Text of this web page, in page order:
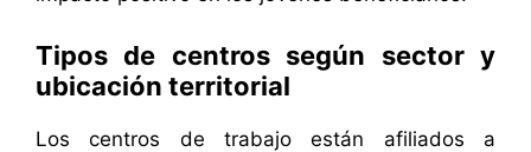
Tipos de centros según sector y
ubicación territorial
Los centros de trabajo están afiliados a